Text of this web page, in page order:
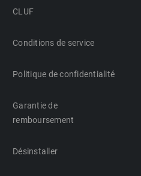
CLUF
Conditions de service
Politique de confidentialité
Garantie de
remboursement
Désinstaller